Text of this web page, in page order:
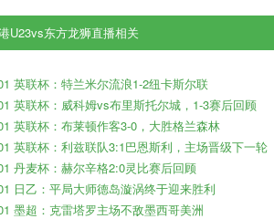
U23vs东方龙狮直播相关
英联杯：特兰米尔流浪1-2纽卡斯尔联
英联杯：威科姆vs布里斯托尔城，1-3赛后回顾
英联杯：布莱顿作客3-0，大胜格兰森林
英联杯：利兹联队3:1巴恩斯利，主场晋级下一轮
丹麦杯：赫尔辛格2:0灵比赛后回顾
日乙：平局大师德岛漩涡终于迎来胜利
墨超：克雷塔罗主场不敌墨西哥美洲